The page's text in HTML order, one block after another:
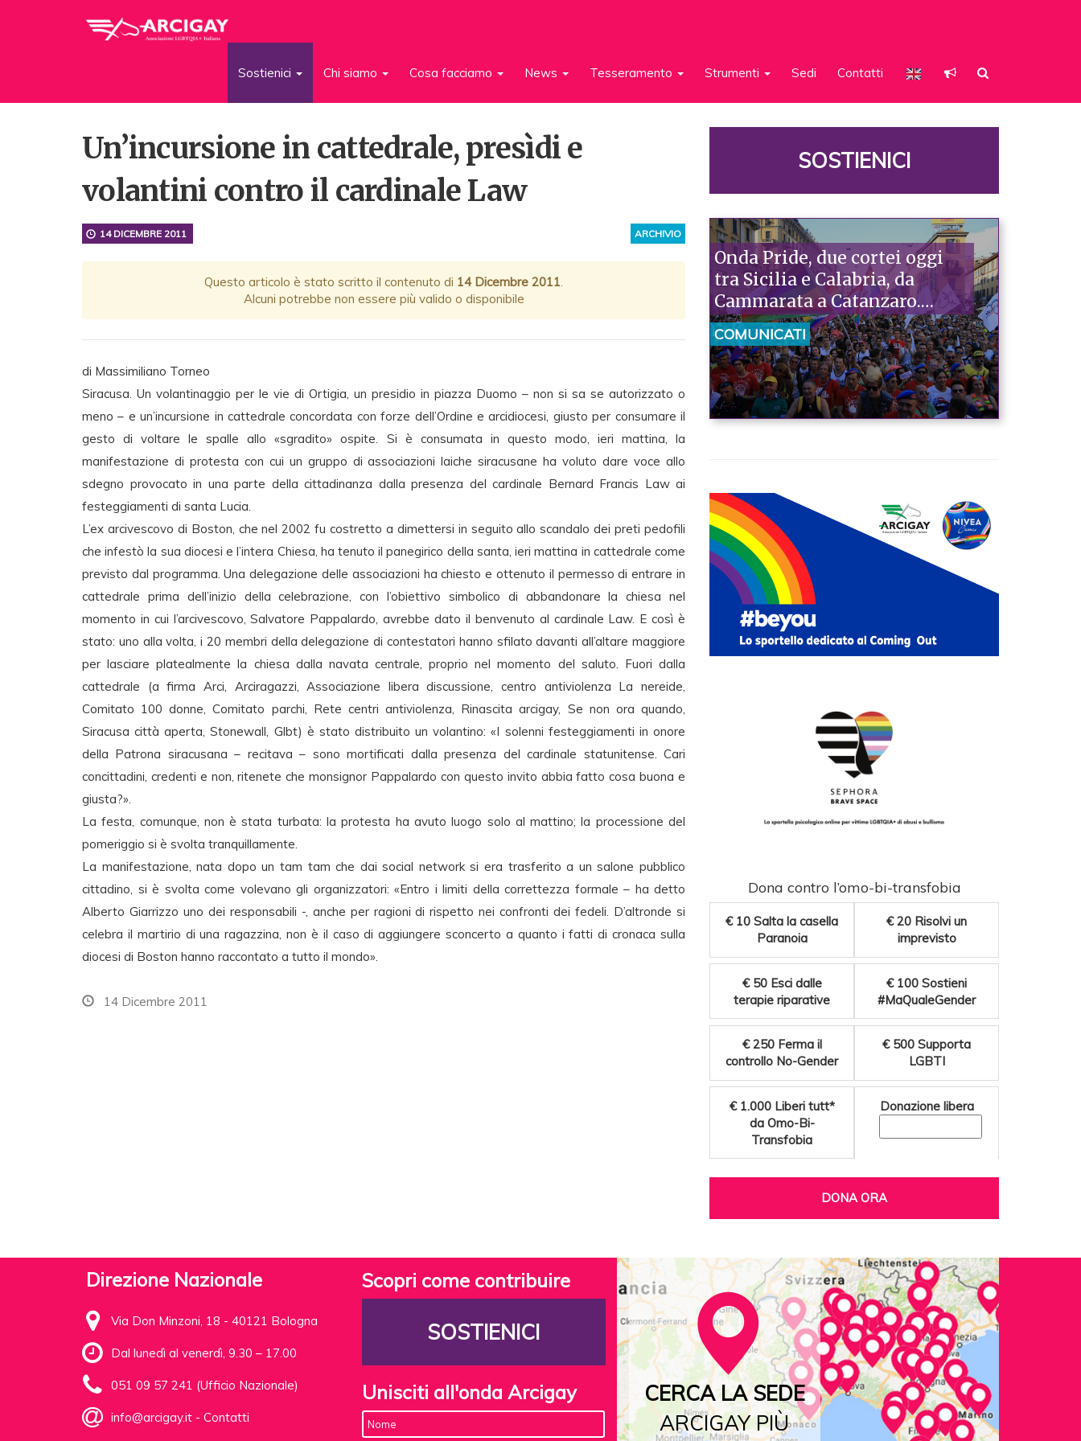
Sostienici Chi siamo Cosa facciamo News Tesseramento Strumenti Sedi Contatti
Un’incursione in cattedrale, presìdi e
volantini contro il cardinale Law
ARCHIVIO
14 DICEMBRE 2011
Questo articolo è stato scritto il contenuto di 14 Dicembre 2011.
Alcuni potrebbe non essere più valido o disponibile
di Massimiliano Torneo
Siracusa. Un volantinaggio per le vie di Ortigia, un presidio in piazza Duomo – non si sa se autorizzato o
meno – e un’incursione in cattedrale concordata con forze dell’Ordine e arcidiocesi, giusto per consumare il
gesto di voltare le spalle allo «sgradito» ospite. Si è consumata in questo modo, ieri mattina, la
manifestazione di protesta con cui un gruppo di associazioni laiche siracusane ha voluto dare voce allo
sdegno provocato in una parte della cittadinanza dalla presenza del cardinale Bernard Francis Law ai
festeggiamenti di santa Lucia.
L’ex arcivescovo di Boston, che nel 2002 fu costretto a dimettersi in seguito allo scandalo dei preti pedofili
che infestò la sua diocesi e l’intera Chiesa, ha tenuto il panegirico della santa, ieri mattina in cattedrale come
previsto dal programma. Una delegazione delle associazioni ha chiesto e ottenuto il permesso di entrare in
cattedrale prima dell’inizio della celebrazione, con l’obiettivo simbolico di abbandonare la chiesa nel
momento in cui l’arcivescovo, Salvatore Pappalardo, avrebbe dato il benvenuto al cardinale Law. E così è
stato: uno alla volta, i 20 membri della delegazione di contestatori hanno sfilato davanti all’altare maggiore
per lasciare platealmente la chiesa dalla navata centrale, proprio nel momento del saluto. Fuori dalla
cattedrale (a firma Arci, Arciragazzi, Associazione libera discussione, centro antiviolenza La nereide,
Comitato 100 donne, Comitato parchi, Rete centri antiviolenza, Rinascita arcigay, Se non ora quando,
Siracusa città aperta, Stonewall, Glbt) è stato distribuito un volantino: «I solenni festeggiamenti in onore
della Patrona siracusana – recitava – sono mortificati dalla presenza del cardinale statunitense. Cari
concittadini, credenti e non, ritenete che monsignor Pappalardo con questo invito abbia fatto cosa buona e
giusta?».
La festa, comunque, non è stata turbata: la protesta ha avuto luogo solo al mattino; la processione del
pomeriggio si è svolta tranquillamente.
La manifestazione, nata dopo un tam tam che dai social network si era trasferito a un salone pubblico
cittadino, si è svolta come volevano gli organizzatori: «Entro i limiti della correttezza formale – ha detto
Alberto Giarrizzo uno dei responsabili -, anche per ragioni di rispetto nei confronti dei fedeli. D’altronde si
celebra il martirio di una ragazzina, non è il caso di aggiungere sconcerto a quanto i fatti di cronaca sulla
diocesi di Boston hanno raccontato a tutto il mondo».
14 Dicembre 2011
SOSTIENICI
Onda Pride, due cortei oggi
tra Sicilia e Calabria, da
Cammarata a Catanzaro.
Piazzoni: «Raccontano la
nostra ostinazione»
COMUNICATI
Dona contro l’omo-bi-transfobia
€ 10 Salta la casella
Paranoia
€ 20 Risolvi un
imprevisto
€ 50 Esci dalle
terapie riparative
€ 100 Sostieni
#MaQualeGender
€ 250 Ferma il
controllo No-Gender
€ 500 Supporta
LGBTI
€ 1.000 Liberi tutt*
da Omo-Bi-
Transfobia
Donazione libera
DONA ORA
Direzione Nazionale
Via Don Minzoni, 18 - 40121 Bologna
Dal lunedì al venerdì, 9.30 – 17.00
051 09 57 241 (Ufficio Nazionale)
info@arcigay.it - Contatti
Scopri come contribuire
SOSTIENICI
Unisciti all'onda Arcigay
CERCA LA SEDE
ARCIGAY PIÙ